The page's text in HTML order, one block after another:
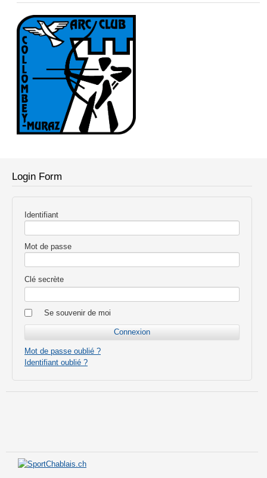
Login Form
Identifiant
Mot de passe
Clé secrète
Se souvenir de moi
Mot de passe oublié ?
Identifiant oublié ?